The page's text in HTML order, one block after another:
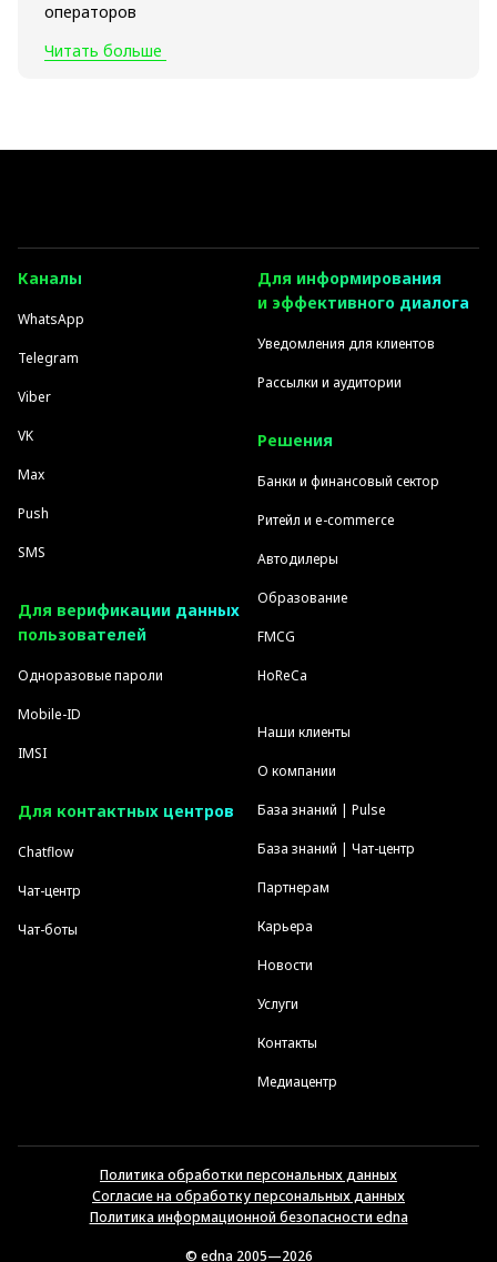
операторов
Читать больше
Каналы
WhatsApp
Telegram
Viber
VK
Max
Push
SMS
Для верификации данных
пользователей
Одноразовые пароли
Mobile-ID
IMSI
Для контактных центров
Chatflow
Чат-центр
Чат-боты
Для информирования
и эффективного диалога
Уведомления для клиентов
Рассылки и аудитории
Решения
Банки и финансовый сектор
Ритейл и e-commerce
Автодилеры
Образование
FMCG
HoReCa
Наши клиенты
О компании
База знаний | Pulse
База знаний | Чат-центр
Партнерам
Карьера
Новости
Услуги
Контакты
Медиацентр
Политика обработки персональных данных
Согласие на обработку персональных данных
Политика информационной безопасности edna
© edna 2005—2026